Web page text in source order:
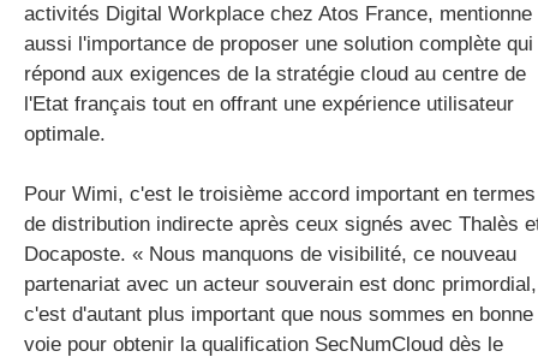
activités Digital Workplace chez Atos France, mentionne
aussi l'importance de proposer une solution complète qui
répond aux exigences de la stratégie cloud au centre de
l'Etat français tout en offrant une expérience utilisateur
optimale.
Pour Wimi, c'est le troisième accord important en termes
de distribution indirecte après ceux signés avec Thalès
Docaposte. « Nous manquons de visibilité, ce nouveau
partenariat avec un acteur souverain est donc primordial,
c'est d'autant plus important que nous sommes en bonne
voie pour obtenir la qualification SecNumCloud dès le